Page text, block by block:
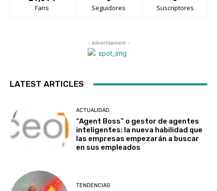
Fans Seguidores Suscriptores
- Advertisement -
LATEST ARTICLES
ACTUALIDAD
“Agent Boss” o gestor de agentes
inteligentes: la nueva habilidad que
las empresas empezarán a buscar
en sus empleados
TENDENCIAS